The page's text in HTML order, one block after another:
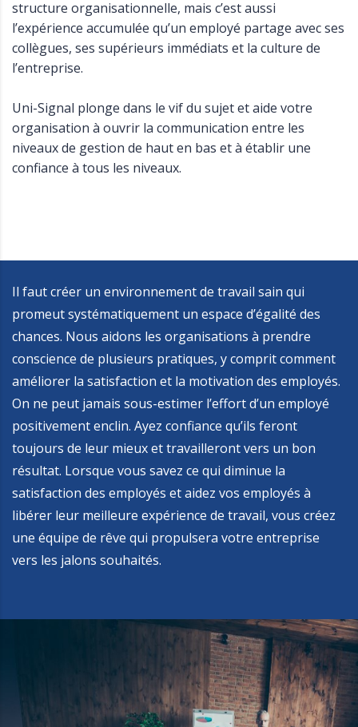
structure organisationnelle, mais c’est aussi
l’expérience accumulée qu’un employé partage avec ses
collègues, ses supérieurs immédiats et la culture de
l’entreprise.
Uni-Signal plonge dans le vif du sujet et aide votre
organisation à ouvrir la communication entre les
niveaux de gestion de haut en bas et à établir une
confiance à tous les niveaux.
Il faut créer un environnement de travail sain qui
promeut systématiquement un espace d’égalité des
chances. Nous aidons les organisations à prendre
conscience de plusieurs pratiques, y comprit comment
améliorer la satisfaction et la motivation des employés.
On ne peut jamais sous-estimer l’effort d’un employé
positivement enclin. Ayez confiance qu’ils feront
toujours de leur mieux et travailleront vers un bon
résultat. Lorsque vous savez ce qui diminue la
satisfaction des employés et aidez vos employés à
libérer leur meilleure expérience de travail, vous créez
une équipe de rêve qui propulsera votre entreprise
vers les jalons souhaités.